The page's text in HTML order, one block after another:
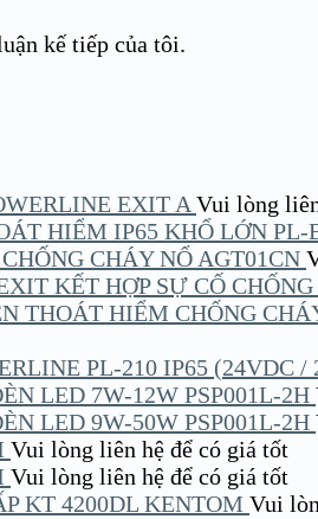
kế tiếp của tôi.
EXIT A Vui lòng
HIỂM IP65 KHỔ LỚN PL-
CHÁY NỔ AGT01CN
KẾT HỢP SỰ CỐ
THOÁT HIỂM CHỐNG
PL-210 IP65 (24VDC /
LED 7W-12W PSP001L-2H
LED 9W-50W PSP001L-2H
Vui lòng liên hệ để có giá tốt
Vui lòng liên hệ để có giá tốt
KT 4200DL KENTOM Vui